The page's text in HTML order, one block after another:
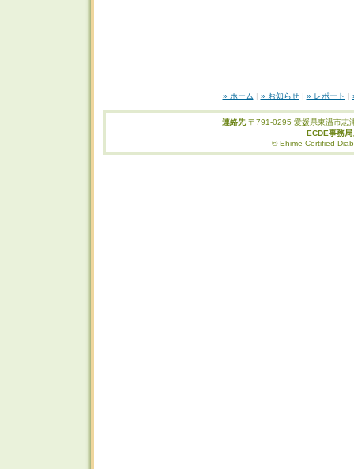
» ホーム | » お知らせ| » レポート |
連絡先 〒791-0295 愛媛県東温市志
ECDE事務
© Ehime Certified